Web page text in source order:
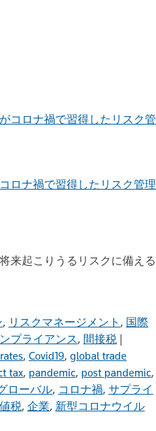
ロナ禍で習得したリスク管理
来起こりうるリスクに備える
, リスクマネージメント , 国際
プライアンス, 間接税
, Covid19, global trade
tax, pandemic, post pandemic,
ローバル, コロナ禍, サプライ
税, 企業, 新型コロナウイル